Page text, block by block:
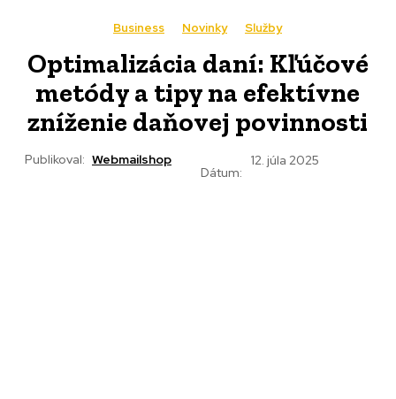
Business Novinky Služby
Optimalizácia daní: Kľúčové
metódy a tipy na efektívne
zníženie daňovej povinnosti
Publikoval: Webmailshop
Dátum:
12. júla 2025